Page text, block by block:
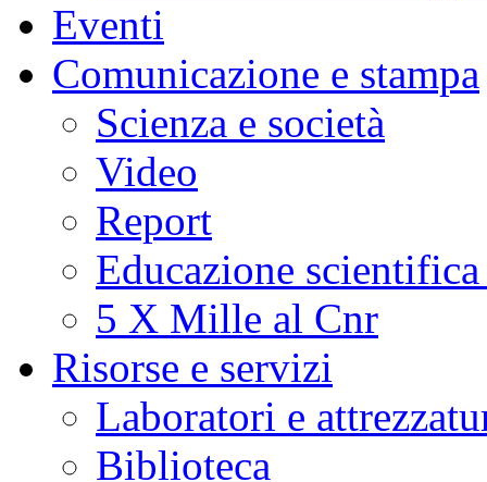
Eventi
Comunicazione e stampa
Scienza e società
Video
Report
Educazione
5 X Mille al Cnr
Risorse e servizi
Laboratori e
Biblioteca